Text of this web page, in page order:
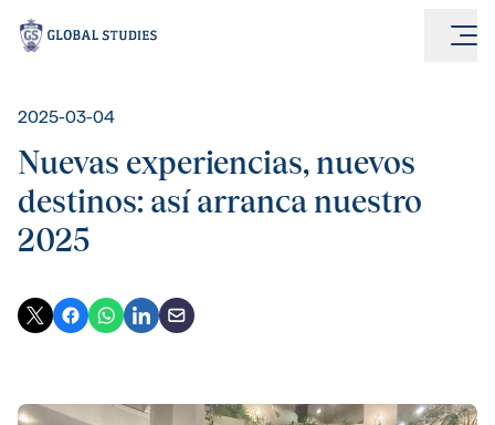
2025-03-04
Nuevas experiencias, nuevos
destinos: así arranca nuestro
2025